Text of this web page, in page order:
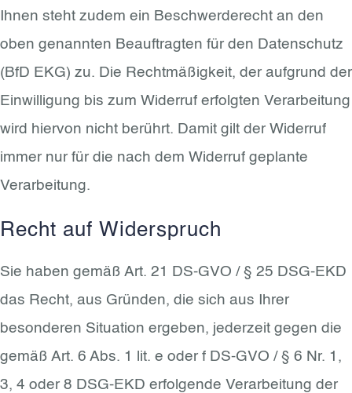
Ihnen steht zudem ein Beschwerderecht an den
oben genannten Beauftragten für den Datenschutz
(BfD EKG) zu. Die Rechtmäßigkeit, der aufgrund der
Einwilligung bis zum Widerruf erfolgten Verarbeitung
wird hiervon nicht berührt. Damit gilt der Widerruf
immer nur für die nach dem Widerruf geplante
Verarbeitung.
Recht auf Widerspruch
Sie haben gemäß Art. 21 DS-GVO / § 25 DSG-EKD
das Recht, aus Gründen, die sich aus Ihrer
besonderen Situation ergeben, jederzeit gegen die
gemäß Art. 6 Abs. 1 lit. e oder f DS-GVO / § 6 Nr. 1,
3, 4 oder 8 DSG-EKD erfolgende Verarbeitung der